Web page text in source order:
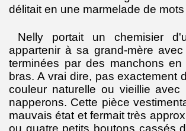
délitait en une marmelade de
Nelly portait un chemisier
appartenir à sa grand-mère
terminées par des manchons
bras. A vrai dire, pas exactement
couleur naturelle ou vieillie
napperons. Cette pièce
mauvais état et fermait très
ou quatre petits boutons cassés